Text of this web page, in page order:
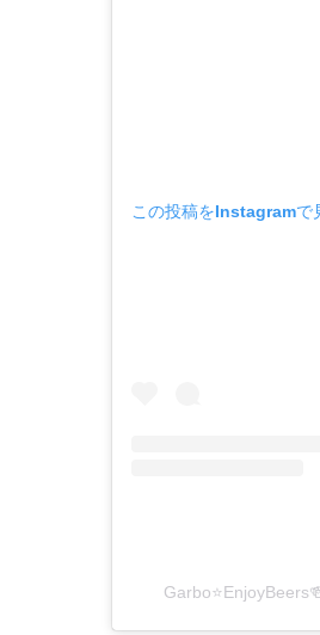
この投稿をInstagramで